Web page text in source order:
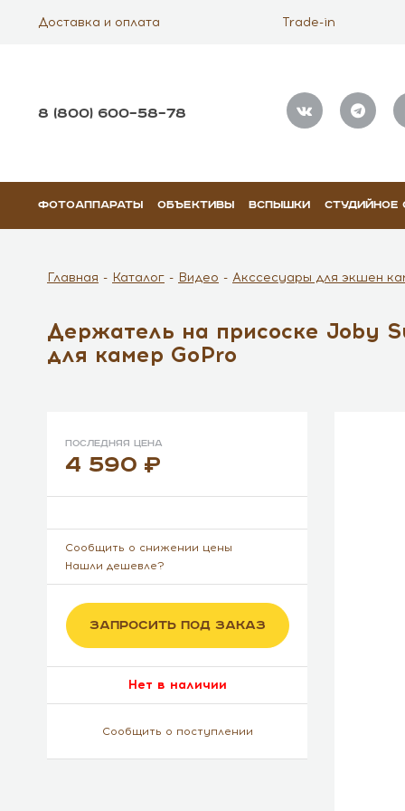
Доставка и оплата Trade-in
8 (800) 600–58–78
ФОТОАППАРАТЫ ОБЪЕКТИВЫ ВСПЫШКИ СТУДИЙНОЕ
Главная Каталог Видео Акссесуары для экшен
Держатель на присоске Joby
для камер GoPro
Последняя цена
4 590
Сообщить о снижении цены
Нашли дешевле?
ЗАПРОСИТЬ ПОД ЗАКАЗ
Нет в наличии
Сообщить о поступлении